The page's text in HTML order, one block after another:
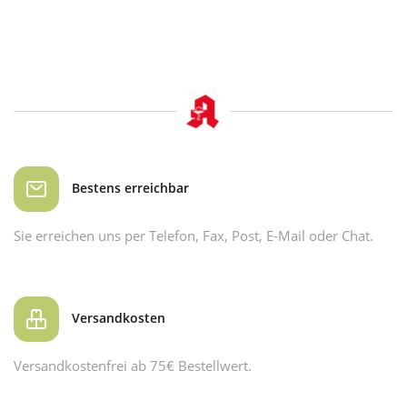
Bestens erreichbar
Sie erreichen uns per Telefon, Fax, Post, E-Mail oder Chat.
Versandkosten
Versandkostenfrei ab 75€ Bestellwert.